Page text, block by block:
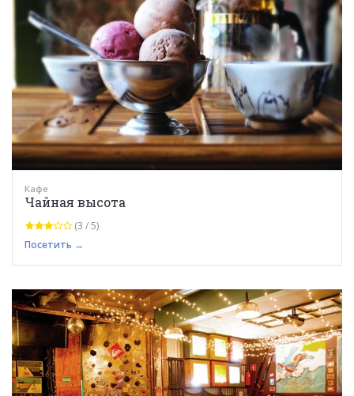
Кафе
Чайная высота
(3 / 5)
Посетить →